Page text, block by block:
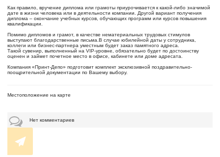
Как правило, вручение диплома или грамоты приурочивается к какой-либо значимой
дате в жизни человека или в деятельности компании. Другой вариант получения
диплома – окончание учебных курсов, обучающих программ или курсов повышения
квалификации.
Помимо дипломов и грамот, в качестве нематериальных трудовых стимулов
выступают благодарственные письма.В случае юбилейной даты у сотрудника,
коллеги или бизнес-партнера уместным будет заказ памятного адреса.
Такой сувенир, выполненный на VIP-уровне, обязательно будет по достоинству
оценен и займет почетное место в офисе, кабинете или доме адресата.
Компания «Принт-Депо» подготовит комплект эксклюзивной поздравительно-
поощрительной документации по Вашему выбору.
Местоположение на карте
Нет комментариев